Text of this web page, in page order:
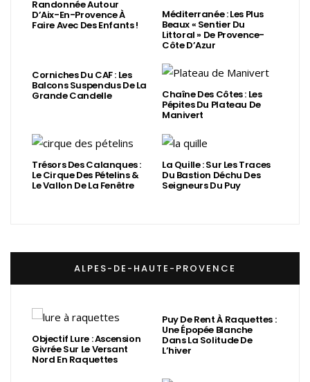
Randonnée Autour
D’Aix-En-Provence À
Faire Avec Des Enfants !
Méditerranée : Les Plus
Beaux « Sentier Du
Littoral » De Provence-
Côte D’Azur
Corniches Du CAF : Les
Balcons Suspendus De La
Grande Candelle Chaîne Des Côtes : Les
Pépites Du Plateau De
Manivert
Trésors Des Calanques :
Le Cirque Des Pételins &
Le Vallon De La Fenêtre
La Quille : Sur Les Traces
Du Bastion Déchu Des
Seigneurs Du Puy
ALPES-DE-HAUTE-PROVENCE
Objectif Lure : Ascension
Givrée Sur Le Versant
Nord En Raquettes
Puy De Rent À Raquettes :
Une Épopée Blanche
Dans La Solitude De
L’hiver